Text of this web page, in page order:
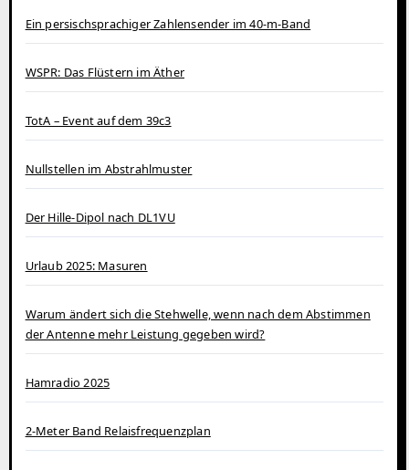
Ein persischsprachiger Zahlensender im 40‑m‑Band
WSPR: Das Flüstern im Äther
TotA – Event auf dem 39c3
Nullstellen im Abstrahlmuster
Der Hille-Dipol nach DL1VU
Urlaub 2025: Masuren
Warum ändert sich die Stehwelle, wenn nach dem Abstimmen
der Antenne mehr Leistung gegeben wird?
Hamradio 2025
2-Meter Band Relaisfrequenzplan